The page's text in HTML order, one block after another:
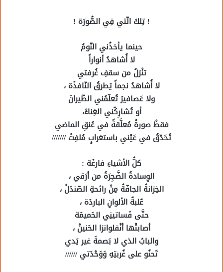
! تِلكَ الّتي فِي الصُّورَة !
حينما يأخذُني النّومُ
لا أُشاهدُ أنواراً
تنْزلُ من سقفِ غُرفتي
لا أُشاهدُ نجماً يَطرقُ النّافذَة ،
ولا عَصافيرَ تُعلّمُني الطّيرانَ
أو تُشارِكُني الغِناءْ،
فقطْ صورةً مُعلَّقةً في عُنقِ الماضي
تُحَدّقُ في عَيْني باستغرابٍ مُلفِتْ ///////
كلُّ الأشياءِ فارغَة :
الوِسادةُ الضَّجِرَةُ من أرَقي ،
الخِزانةُ الجافّةُ مِنْ رائحةِ الصّندَلْ ،
عُلبةُ الألوانِ الباردَة ،
حتَّى فَساتينِي الحَميمَة
أصابتْها أنْفلوانزا الحَنينْ ،
والبابُ الذي لا بَصمةَ غير يَدي
تَحنُو على غُربتِهِ وَوَحْدَتي //////